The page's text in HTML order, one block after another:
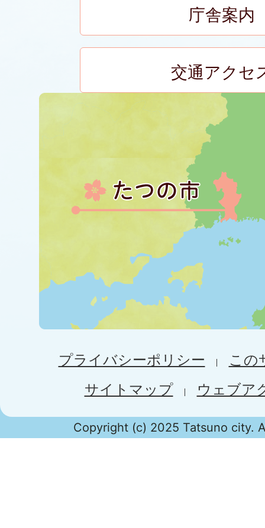
庁舎案内
交通アクセ
プライバシーポリシー
この
サイトマップ
ウェブア
Copyright (c) 2025 Tatsuno city.